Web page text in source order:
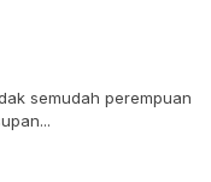
semudah perempuan